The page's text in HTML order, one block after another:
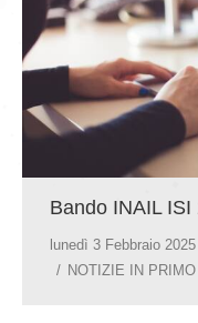
CONTATTI
Bando INAIL ISI
lunedì 3 Febbraio 2025
NOTIZIE IN